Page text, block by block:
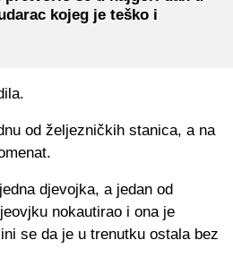
kojeg je teško i
od željezničkih stanica, a na
djevojka, a jedan od
nokautirao i ona je
se da je u trenutku ostala bez